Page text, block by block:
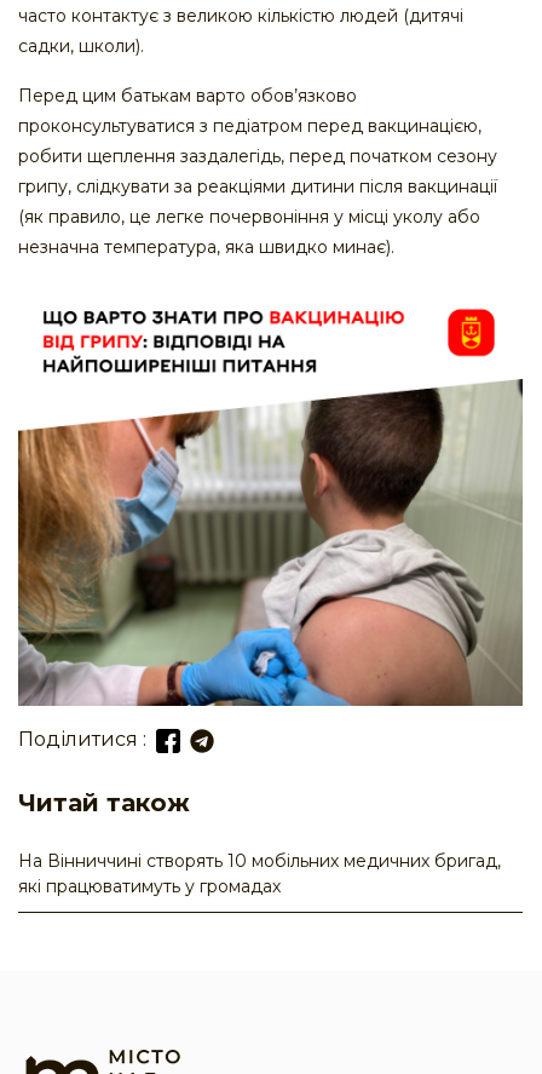
часто контактує з великою кількістю людей (дитячі
садки, школи).
Перед цим батькам варто обов’язково
проконсультуватися з педіатром перед вакцинацією,
робити щеплення заздалегідь, перед початком сезону
грипу, слідкувати за реакціями дитини після вакцинації
(як правило, це легке почервоніння у місці уколу або
незначна температура, яка швидко минає).
Поділитися :
Читай також
На Вінниччині створять 10 мобільних медичних бригад,
які працюватимуть у громадах